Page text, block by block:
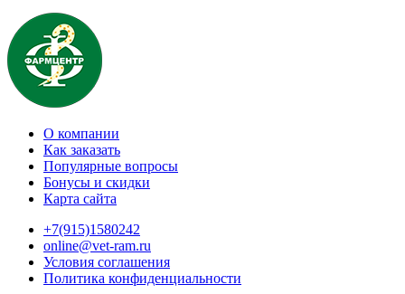
О компании
Как заказать
Популярные вопросы
Бонусы и скидки
Карта сайта
+7(915)1580242
online@vet-ram.ru
Условия соглашения
Политика конфиденциальности